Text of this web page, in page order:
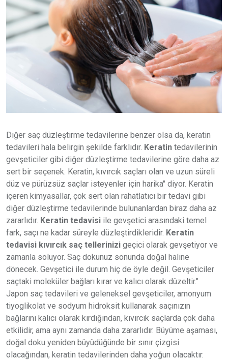
Diğer saç düzleştirme tedavilerine benzer olsa da, keratin
tedavileri hala belirgin şekilde farklıdır. Keratin tedavilerinin
gevşeticiler gibi diğer düzleştirme tedavilerine göre daha az
sert bir seçenek. Keratin, kıvırcık saçları olan ve uzun süreli
düz ve pürüzsüz saçlar isteyenler için harika" diyor. Keratin
içeren kimyasallar, çok sert olan rahatlatıcı bir tedavi gibi
diğer düzleştirme tedavilerinde bulunanlardan biraz daha az
zararlıdır. Keratin tedavisi ile gevşetici arasındaki temel
fark, saçı ne kadar süreyle düzleştirdikleridir. Keratin
tedavisi kıvırcık saç tellerinizi geçici olarak gevşetiyor ve
zamanla soluyor. Saç dokunuz sonunda doğal haline
dönecek. Gevşetici ile durum hiç de öyle değil. Gevşeticiler
saçtaki moleküler bağları kırar ve kalıcı olarak düzeltir."
Japon saç tedavileri ve geleneksel gevşeticiler, amonyum
tiyoglikolat ve sodyum hidroksit kullanarak saçınızın
bağlarını kalıcı olarak kırdığından, kıvırcık saçlarda çok daha
etkilidir, ama aynı zamanda daha zararlıdır. Büyüme aşaması,
doğal doku yeniden büyüdüğünde bir sınır çizgisi
olacağından, keratin tedavilerinden daha yoğun olacaktır.